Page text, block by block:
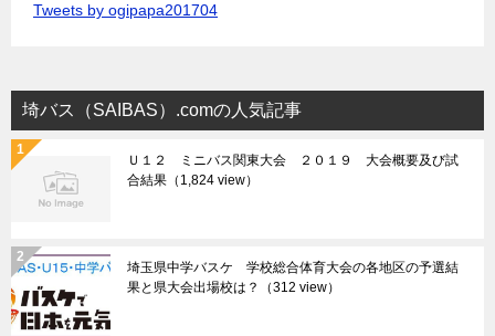
Tweets by ogipapa201704
埼バス（SAIBAS）.comの人気記事
Ｕ１２ ミニバス関東大会 ２０１９ 大会概要及び試
合結果 （1,824 view）
埼玉県中学バスケ 学校総合体育大会の各地区の予選結
果と県大会出場校は？
（312 view）